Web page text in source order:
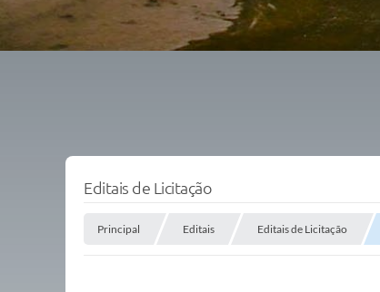
Editais de Licitação
Principal Editais Editais de Licitação